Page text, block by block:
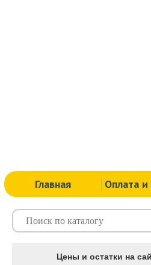
Главная Оплата и
Цены и остатки на